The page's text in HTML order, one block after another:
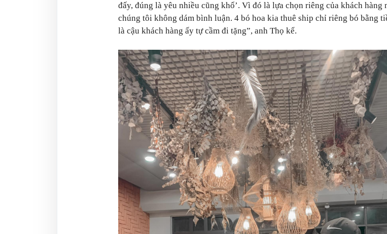
đấy, đúng là yêu nhiều cũng khổ’. Vì đó là lựa chọn riêng của khách hàng
chúng tôi không dám bình luận. 4 bó hoa kia thuê ship chỉ riêng bó bằng
là cậu khách hàng ấy tự cầm đi tặng”, anh Thọ kể.